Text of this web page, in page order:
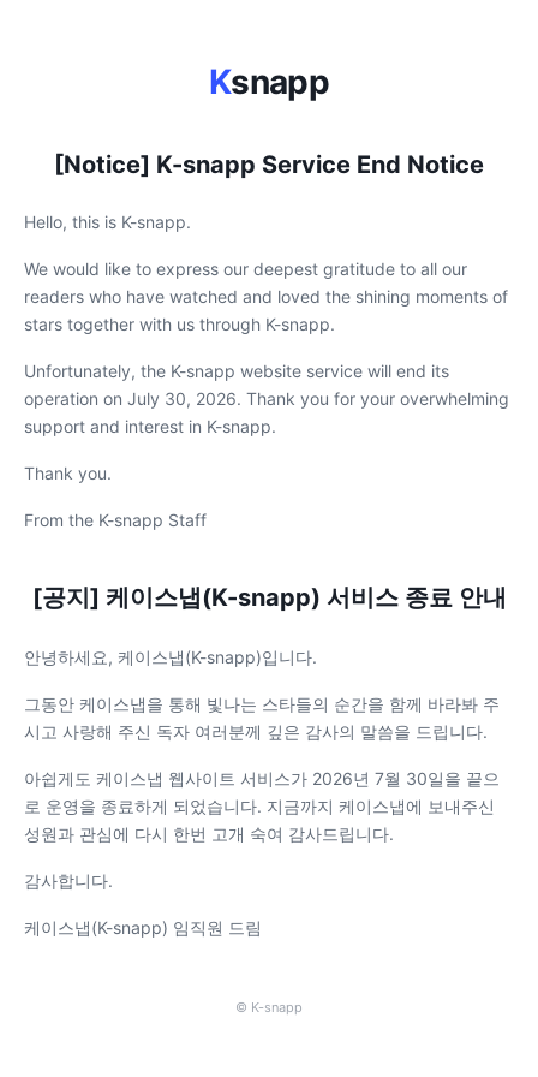
Ksnapp
[Notice] K-snapp Service End Notice
Hello, this is K-snapp.
We would like to express our deepest gratitude to all our
readers who have watched and loved the shining moments of
stars together with us through K-snapp.
Unfortunately, the K-snapp website service will end its
operation on July 30, 2026. Thank you for your overwhelming
support and interest in K-snapp.
Thank you.
From the K-snapp Staff
[공지] 케이스냅(K-snapp) 서비스 종료 안내
안녕하세요, 케이스냅(K-snapp)입니다.
그동안 케이스냅을 통해 빛나는 스타들의 순간을 함께 바라봐 주
시고 사랑해 주신 독자 여러분께 깊은 감사의 말씀을 드립니다.
아쉽게도 케이스냅 웹사이트 서비스가 2026년 7월 30일을 끝으
로 운영을 종료하게 되었습니다. 지금까지 케이스냅에 보내주신
성원과 관심에 다시 한번 고개 숙여 감사드립니다.
감사합니다.
케이스냅(K-snapp) 임직원 드림
© K-snapp